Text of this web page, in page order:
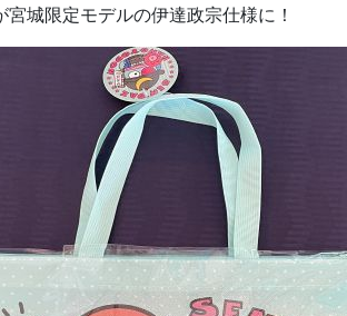
宮城限定モデルの伊達政宗仕様に！